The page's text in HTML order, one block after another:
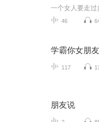
一个女人要走过
46
学霸你女朋
117
朋友说